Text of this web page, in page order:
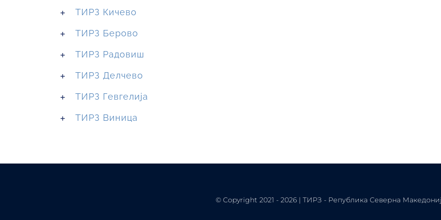
ТИРЗ Кичево
ТИРЗ Берово
ТИРЗ Радовиш
ТИРЗ Делчево
ТИРЗ Гевгелија
ТИРЗ Виница
© Copyright 2021 - 2026 | ТИРЗ - Република Северна